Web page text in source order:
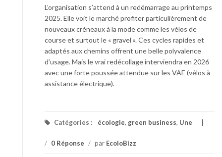
L’organisation s’attend à un redémarrage au printemps
2025. Elle voit le marché profiter particulièrement de
nouveaux créneaux à la mode comme les vélos de
course et surtout le « gravel ». Ces cycles rapides et
adaptés aux chemins offrent une belle polyvalence
d’usage. Mais le vrai redécollage interviendra en 2026
avec une forte poussée attendue sur les VAE (vélos à
assistance électrique).
Catégories : écologie, green business, Une
/ 0 Réponse / par EcoloBizz